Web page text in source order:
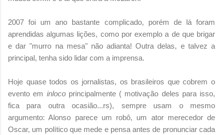
2007 foi um ano bastante complicado, porém de lá foram
aprendidas algumas lições, como por exemplo a de que brigar
e dar "murro na mesa" não adianta! Outra delas, e talvez a
principal, tenha sido lidar com a imprensa.
Hoje quase todos os jornalistas, os brasileiros que cobrem o
evento em inlocoprincipalmente ( motivação deles para isso,
fica para outra ocasião...rs), sempre usam o mesmo
argumento: Alonso parece um robô, um ator merecedor de
Oscar, um político que mede e pensa antes de pronunciar cada